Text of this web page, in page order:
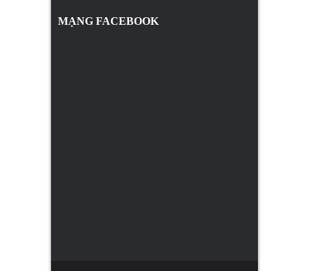
MẠNG FACEBOOK